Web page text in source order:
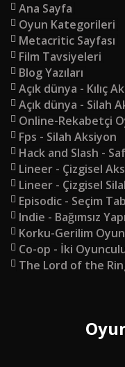
Ana Sayfa
Oyun Kategorileri
Metacritic Sayfası
Film Tavsiyeleri
Blog Yazıları
Açık dünya - Kılıç
Açık dünya - Silah
Online-Rekabetçi
Fps - Silah Aksiyon
Hack and Slash -
Lineer - Çizgisel
Lineer - Çizgisel
Episodic - Seçim
Indie - Bağımsız
Korku-Gerilim
Co-op - İki
The Lord of the